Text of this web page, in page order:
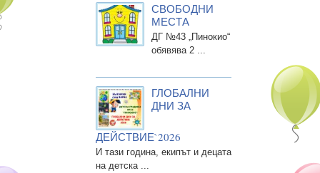
СВОБОДНИ
МЕСТА
ДГ №43 „Пинокио“
обявява 2 ...
ГЛОБАЛНИ
ДНИ ЗА
ДЕЙСТВИЕ`2026
И тази година, екипът и децата
на детска ...